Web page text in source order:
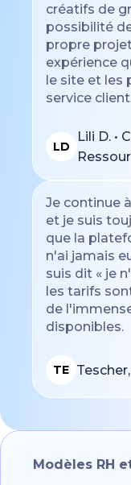
créatifs de
possibilité
propre
expérience
le site et les
service
LD
Lili D. •
Je continue
et je suis
que la
n'ai jamais
suis dit « je
les tarifs
de
disponibles.
TE
Modèles RH